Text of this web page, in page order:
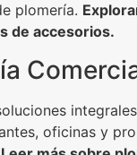
plomería.
de accesorios.
oficinas y